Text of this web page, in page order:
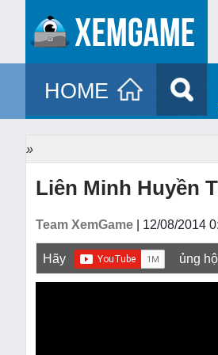
HOME
»
Liên Minh Huyền
Team XemGame | 12/08/2014
Hãy ủng